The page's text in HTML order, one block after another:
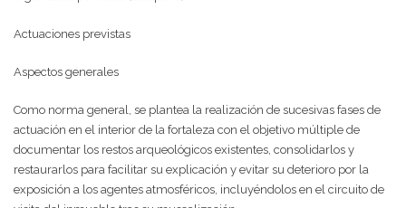
Actuaciones previstas
Aspectos generales
Como norma general, se plantea la realización de sucesivas fases de
actuación en el interior de la fortaleza con el objetivo múltiple de
documentar los restos arqueológicos existentes, consolidarlos y
restaurarlos para facilitar su explicación y evitar su deterioro por la
exposición a los agentes atmosféricos, incluyéndolos en el circuito de